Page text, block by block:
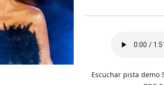
Escuchar pista demo